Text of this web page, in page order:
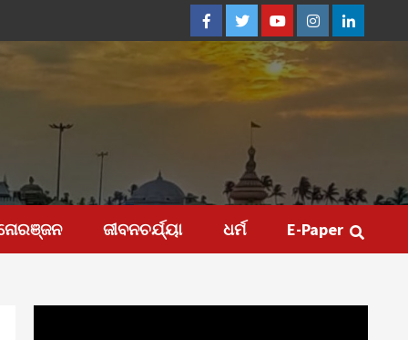
FacebookTwitterYoutubeInstagramLinkedin
ଜୀବନଚର୍ଯ୍ୟା ଧର୍ମ E-Paper